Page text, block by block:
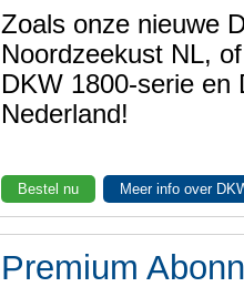
Zoals onze nieuwe
Noordzeekust NL,
DKW 1800-serie en
Nederland!
Bestel nu Meer info over
Premium